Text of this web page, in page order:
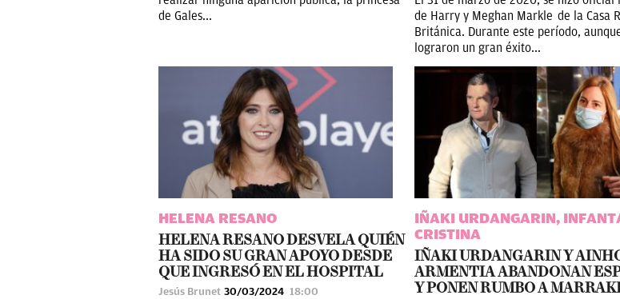
de Gales...
de Harry y Meghan Markle de la Casa
Británica. Durante este período,
lograron un gran éxito...
HELENA RESANO
HELENA RESANO DESVELA QUIÉN
HA SIDO SU GRAN APOYO DESDE
QUE INGRESÓ EN EL HOSPITAL
Jesús Brunet 30/03/2024 18:00
IÑAKI URDANGARIN,
CRISTINA
IÑAKI URDANGARIN Y
ARMENTIA ABANDONAN
Y PONEN RUMBO A